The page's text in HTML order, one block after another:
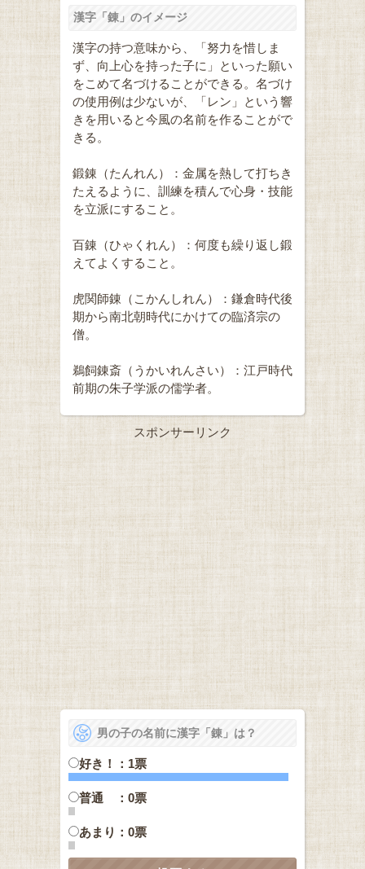
漢字「錬」のイメージ
漢字の持つ意味から、「努力を惜しま
ず、向上心を持った子に」といった願い
をこめて名づけることができる。名づけ
の使用例は少ないが、「レン」という響
きを用いると今風の名前を作ることがで
きる。
鍛錬（たんれん）：金属を熱して打ちき
たえるように、訓練を積んで心身・技能
を立派にすること。
百錬（ひゃくれん）：何度も繰り返し鍛
えてよくすること。
虎関師錬（こかんしれん）：鎌倉時代後
期から南北朝時代にかけての臨済宗の
僧。
鵜飼錬斎（うかいれんさい）：江戸時代
前期の朱子学派の儒学者。
スポンサーリンク
男の子の名前に漢字「錬」は？
好き！：1票
普通 ：0票
あまり：0票